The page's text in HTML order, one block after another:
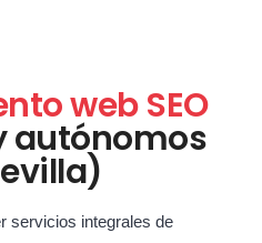
web SEO
autónomos
servicios integrales de